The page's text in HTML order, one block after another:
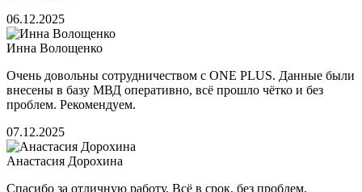
06.12.2025
Инна Волощенко
Очень довольны сотрудничеством с ONE PLUS. Данные были
внесены в базу МВД оперативно, всё прошло чётко и без
проблем. Рекомендуем.
07.12.2025
Анастасия Дорохина
Спасибо за отличную работу. Всё в срок, без проблем,